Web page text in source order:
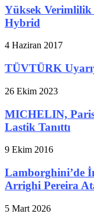
Yüksek
Hybrid
4 Haziran 2017
TÜVTÜRK
26 Ekim 2023
MICHELIN, Paris
Lastik Tanıttı
9 Ekim 2016
Lamborghini’de
Arrighi Pereira
5 Mart 2026